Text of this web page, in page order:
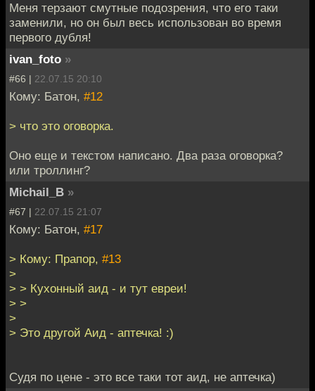
Меня терзают смутные подозрения, что его таки
заменили, но он был весь использован во время
первого дубля!
ivan_foto »
#66 | 22.07.15 20:10
Кому: Батон, #12
> что это оговорка.
Оно еще и текстом написано. Два раза оговорка?
или троллинг?
Michail_B »
#67 | 22.07.15 21:07
Кому: Батон, #17
> Кому: Прапор, #13
>
> > Кухонный аид - и тут евреи!
> >
>
> Это другой Аид - аптечка! :)
Судя по цене - это все таки тот аид, не аптечка)